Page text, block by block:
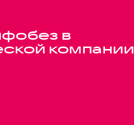
в
компании